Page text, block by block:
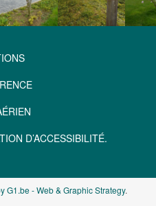
D’ACCESSIBILITÉ.
G1.be - Web & Graphic Strategy.